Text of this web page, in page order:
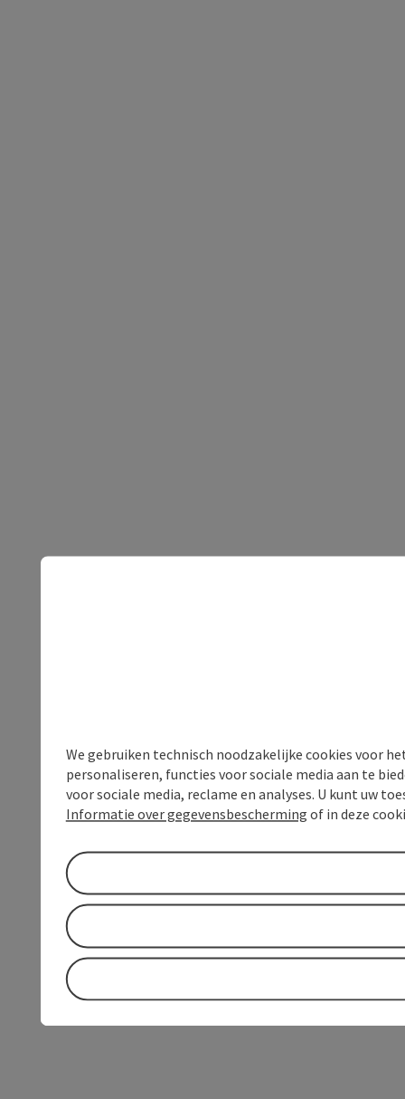
We gebruiken technisch noodzakelijke cookies voor
personaliseren, functies voor sociale media aan te
voor sociale media, reclame en analyses. U kunt uw
Informatie over gegevensbescherming of in deze